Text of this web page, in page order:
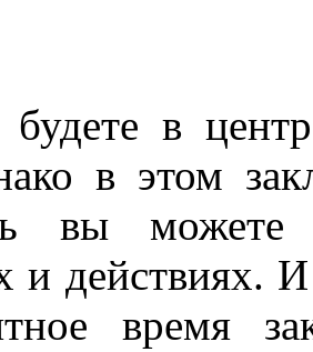
в
в этом
вы можете
и действиях.
время